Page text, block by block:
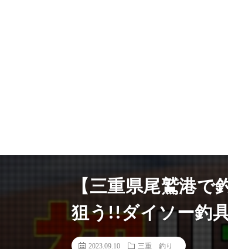
【三重県尾鷲港
狙う!!ダイソー釣
2023.09.10 三重 釣り